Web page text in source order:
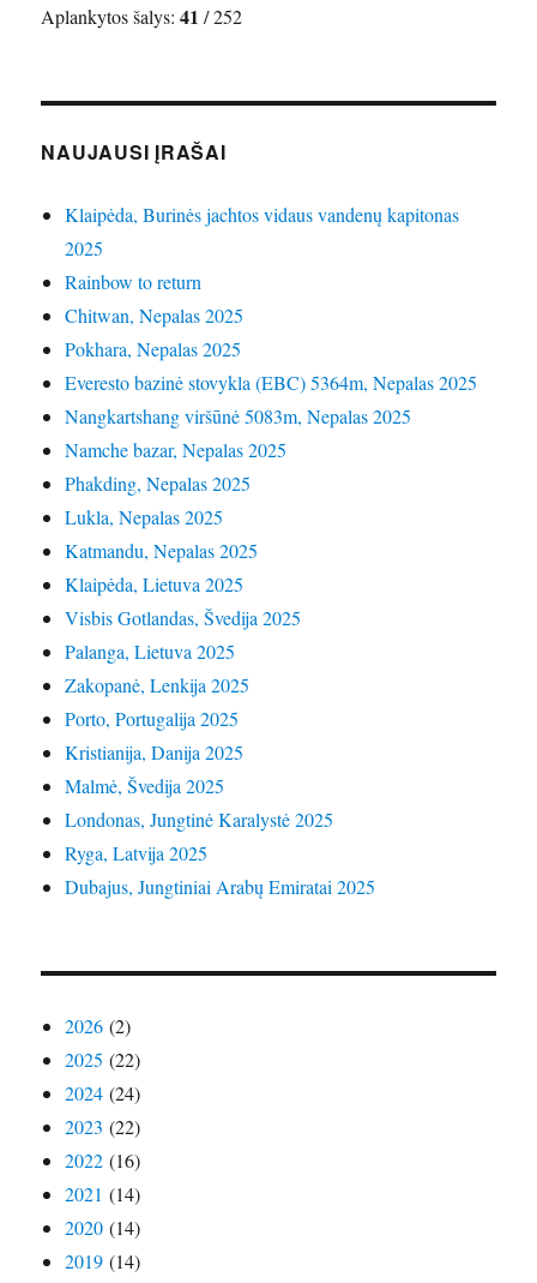
Aplankytos šalys:41 / 252
NAUJAUSI ĮRAŠAI
Klaipėda, Burinės jachtos vidaus vandenų kapitonas
2025
Rainbow to return
Chitwan, Nepalas 2025
Pokhara, Nepalas 2025
Everesto bazinė stovykla (EBC) 5364m, Nepalas 2025
Nangkartshang viršūnė 5083m, Nepalas 2025
Namche bazar, Nepalas 2025
Phakding, Nepalas 2025
Lukla, Nepalas 2025
Katmandu, Nepalas 2025
Klaipėda, Lietuva 2025
Visbis Gotlandas, Švedija 2025
Palanga, Lietuva 2025
Zakopanė, Lenkija 2025
Porto, Portugalija 2025
Kristianija, Danija 2025
Malmė, Švedija 2025
Londonas, Jungtinė Karalystė 2025
Ryga, Latvija 2025
Dubajus, Jungtiniai Arabų Emiratai 2025
2026 (2)
2025 (22)
2024 (24)
2023 (22)
2022 (16)
2021 (14)
2020 (14)
2019 (14)